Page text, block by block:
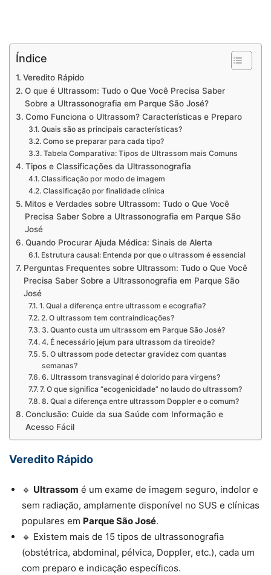
Índice
Veredito Rápido
O que é Ultrassom: Tudo o Que Você Precisa Saber
Sobre a Ultrassonografia em Parque São José?
Como Funciona o Ultrassom? Características e Preparo
Quais são as principais características?
Como se preparar para cada tipo?
Tabela Comparativa: Tipos de Ultrassom mais Comuns
Tipos e Classificações da Ultrassonografia
Classificação por modo de imagem
Classificação por finalidade clínica
Mitos e Verdades sobre Ultrassom: Tudo o Que Você
Precisa Saber Sobre a Ultrassonografia em Parque São
José
Quando Procurar Ajuda Médica: Sinais de Alerta
Estrutura causal: Entenda por que o ultrassom é essencial
Perguntas Frequentes sobre Ultrassom: Tudo o Que Você
Precisa Saber Sobre a Ultrassonografia em Parque São
José
1. Qual a diferença entre ultrassom e ecografia?
2. O ultrassom tem contraindicações?
3. Quanto custa um ultrassom em Parque São José?
4. É necessário jejum para ultrassom da tireoide?
5. O ultrassom pode detectar gravidez com quantas
semanas?
6. Ultrassom transvaginal é dolorido para virgens?
7. O que significa “ecogenicidade” no laudo do ultrassom?
8. Qual a diferença entre ultrassom Doppler e o comum?
Conclusão: Cuide da sua Saúde com Informação e
Acesso Fácil
Veredito Rápido
🔹 Ultrassom é um exame de imagem seguro, indolor e
sem radiação, amplamente disponível no SUS e clínicas
populares em Parque São José.
🔹 Existem mais de 15 tipos de ultrassonografia
(obstétrica, abdominal, pélvica, Doppler, etc.), cada um
com preparo e indicação específicos.